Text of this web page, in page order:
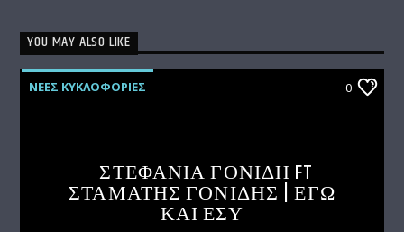
YOU MAY ALSO LIKE
ΝΕΕΣ ΚΥΚΛΟΦΟΡΙΕΣ 0
ΣΤΕΦΑΝΙΑ ΓΟΝΙΔΗ FT
ΣΤΑΜΑΤΗΣ ΓΟΝΙΔΗΣ | ΕΓΩ
ΚΑΙ ΕΣΥ